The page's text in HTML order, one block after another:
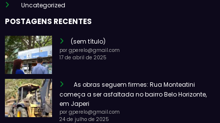
Uncategorized
POSTAGENS RECENTES
(sem título)
por gperelo@gmail.com
17 de abril de 2025
As obras seguem firmes: Rua Monteatini
começa a ser asfaltada no bairro Belo Horizonte,
em Japeri
por gperelo@gmail.com
24 de julho de 2025